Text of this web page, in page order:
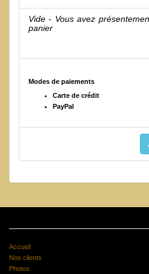
Vide - Vous avez
panier
Modes de paiements
Carte de crédit
PayPal
Accueil
Nos clients
Photos